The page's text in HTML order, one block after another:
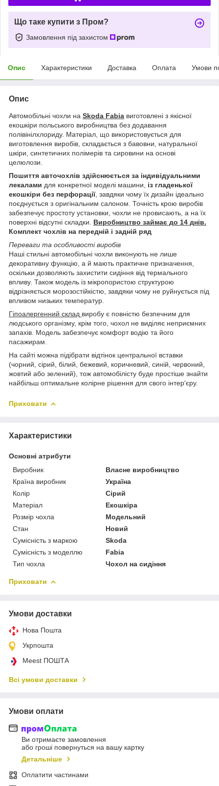
Що таке купити з Пром?
Замовлення під захистом
Опис Характеристики Доставка Оплата Умови
Опис
Автомобільні чохли на Skoda Fabia виготовлені з якісної
екошкіри польського виробництва без додавання
полівінілхлориду. Матеріал, що використовується для
виготовлення виробів, складається з бавовни, натуральної
шкіри, синтетичних полімерів та сировини на основі
целюлози.
Пошиття авточохлів здійснюється за індивідуальними
лекалами для конкретної моделі машини, із гладенької
екошкіри без перфорації, завдяки чому їх дизайн ідеально
поєднується з оригінальним салоном. Точність крою виробів
забезпечує простоту установки, чохли не провисають, а на їх
поверхні відсутні складки. Виробництво займає до 14 днів.
Комплект чохлів на передній і задній ряд
Переваги та особливості виробів
Наші стильні автомобільні чохли виконують не лише
декоративну функцію, а й мають практичне призначення,
оскільки дозволяють захистити сидіння від термального
впливу. Також модель із мікропористою структурою
відрізняється морозостійкістю, завдяки чому не руйнується під
впливом низьких температур.
Гіпоалергенний склад виробу є повністю безпечним для
людського організму, крім того, чохол не виділяє неприємних
запахів. Модель забезпечує комфорт водію та його
пасажирам.
На сайті можна підібрати відтінок центральної вставки
(чорний, сірий, білий, бежевий, коричневий, синій, червоний,
жовтий або зелений), тож автомобілісту буде простіше знайти
найбільш оптимальне колірне рішення для свого інтер'єру.
Приховати
Характеристики
Основні атрибути
Виробник
Власне виробництво
Країна виробник
Україна
Колір
Сірий
Матеріал
Екошкіра
Розмір чохла
Модельний
Стан
Новий
Сумісність з маркою
Skoda
Сумісність з моделлю
Fabia
Тип чохла
Чохол на сидіння
Приховати
Умови доставки
Нова Пошта
Укрпошта
Meest ПОШТА
Всі умови доставки
Умови оплати
Ви отримаєте замовлення
або гроші повернуться на вашу картку
Детальніше
Оплатити частинами